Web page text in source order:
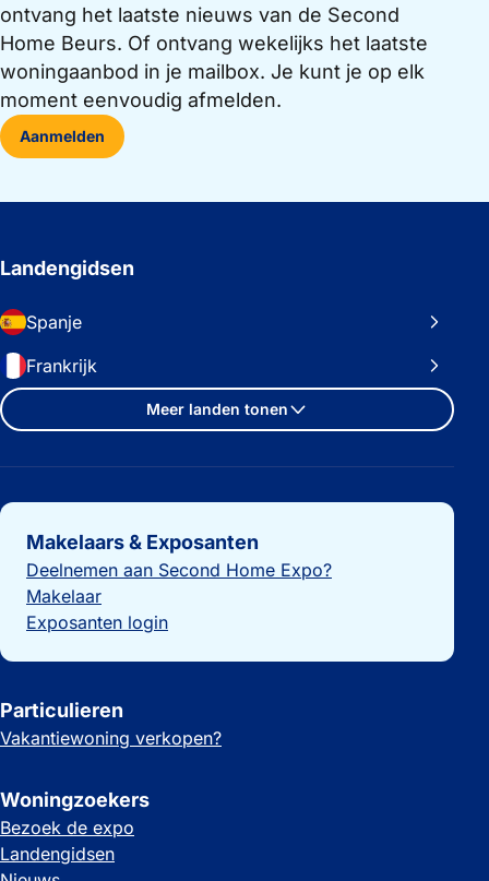
ontvang het laatste nieuws van de Second
Home Beurs. Of ontvang wekelijks het laatste
woningaanbod in je mailbox. Je kunt je op elk
moment eenvoudig afmelden.
Aanmelden
Landengidsen
Spanje
Frankrijk
Meer landen tonen
Belangrijke links
Makelaars & Exposanten
Deelnemen aan Second Home Expo?
Makelaar
Exposanten login
Particulieren
Vakantiewoning verkopen?
Woningzoekers
Bezoek de expo
Landengidsen